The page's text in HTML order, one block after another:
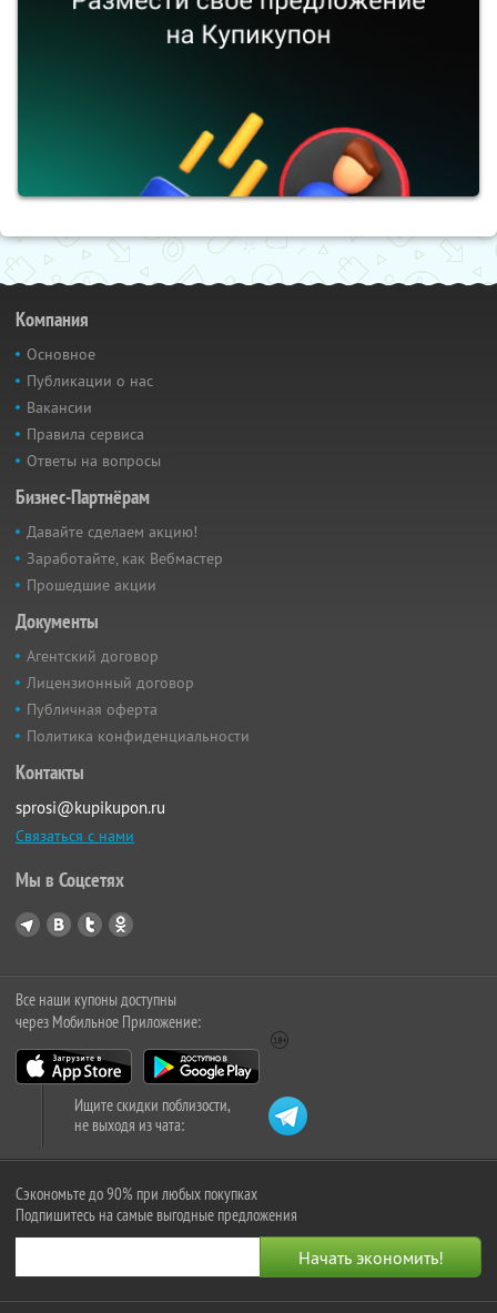
Компания
Основное
Публикации о нас
Вакансии
Правила сервиса
Ответы на вопросы
Бизнес-Партнёрам
Давайте сделаем акцию!
Заработайте, как Вебмастер
Прошедшие акции
Документы
Агентский договор
Лицензионный договор
Публичная оферта
Политика конфиденциальности
Контакты
sprosi@kupikupon.ru
Связаться с нами
Мы в Соцсетях
Все наши купоны доступны
через Мобильное Приложение:
Ищите скидки поблизости,
не выходя из чата:
Сэкономьте до 90% при любых покупках
Подпишитесь на самые выгодные предложения